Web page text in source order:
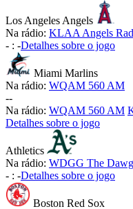
Los Angeles Angels
Na rádio: KLAA Angels
- : -Detalhes sobre o jogo
Miami Marlins
Na rádio: WQAM 560 AM
--
Na rádio: WQAM 560 AM
Detalhes sobre o jogo
Athletics
Na rádio: WDGG The
- : -Detalhes sobre o jogo
Boston Red Sox